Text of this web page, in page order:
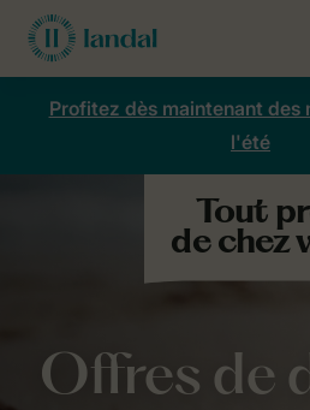
Profitez dès maintenant des
l'été
Offres de